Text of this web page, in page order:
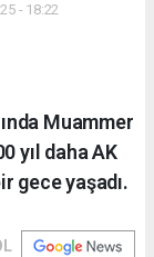
- 18:22
Muammer
yıl daha AK
gece yaşadı.